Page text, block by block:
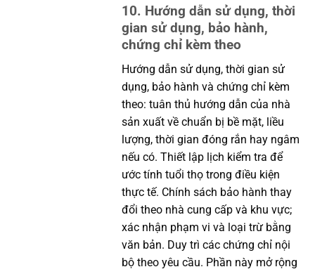
10. Hướng dẫn sử dụng, thời
gian sử dụng, bảo hành,
chứng chỉ kèm theo
Hướng dẫn sử dụng, thời gian sử
dụng, bảo hành và chứng chỉ kèm
theo: tuân thủ hướng dẫn của nhà
sản xuất về chuẩn bị bề mặt, liều
lượng, thời gian đóng rắn hay ngâm
nếu có. Thiết lập lịch kiểm tra để
ước tính tuổi thọ trong điều kiện
thực tế. Chính sách bảo hành thay
đổi theo nhà cung cấp và khu vực;
xác nhận phạm vi và loại trừ bằng
văn bản. Duy trì các chứng chỉ nội
bộ theo yêu cầu. Phần này mở rộng